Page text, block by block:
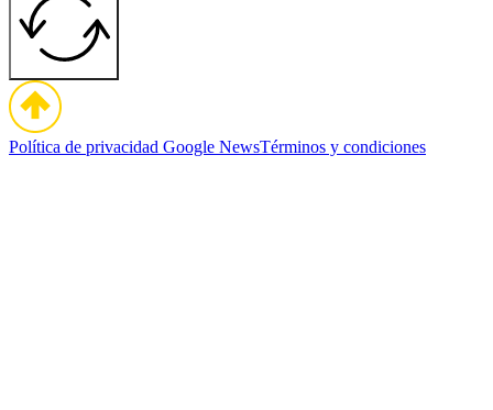
Política de privacidad Google NewsTérminos y condiciones